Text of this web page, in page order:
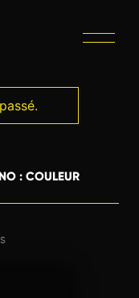
: COULEUR